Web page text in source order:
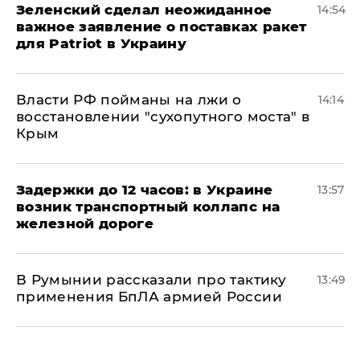
Зеленский сделал неожиданное
важное заявление о поставках ракет
для Patriot в Украину
14:54
Власти РФ пойманы на лжи о
восстановлении "сухопутного моста" в
Крым
14:14
Задержки до 12 часов: в Украине
возник транспортный коллапс на
железной дороге
13:57
В Румынии рассказали про тактику
применения БпЛА армией России
13:49